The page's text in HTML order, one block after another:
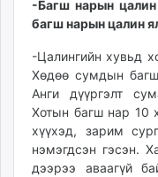
-Багш нарын
багш нарын цалин
-Цалингийн хувьд
Хөдөө сумдын
Анги дүүргэлт
Хотын багш нар 10
хүүхэд, зарим
нэмэгдсэн гэсэн.
дээрээ аваагүй